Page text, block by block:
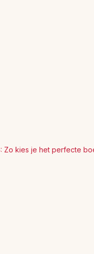
Zo kies je het perfecte